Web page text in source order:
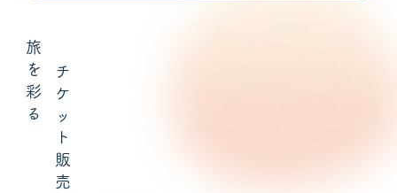
旅
を
彩
る
チ
ケ
ッ
ト
販
売